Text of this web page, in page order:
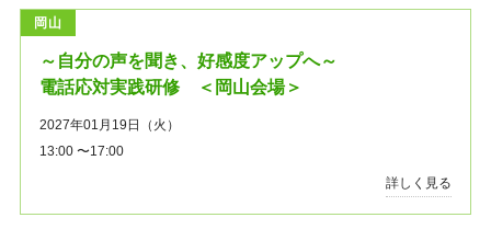
岡山
～自分の声を聞き、好感度アップへ～
電話応対実践研修 ＜岡山会場＞
2027年01月19日（火）
13:00 〜17:00
詳しく見る